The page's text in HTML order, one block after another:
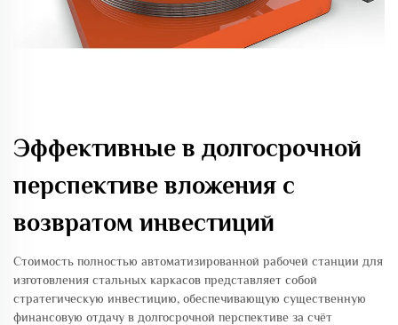
Эффективные в долгосрочной
перспективе вложения с
возвратом инвестиций
Стоимость полностью автоматизированной рабочей станции для
изготовления стальных каркасов представляет собой
стратегическую инвестицию, обеспечивающую существенную
финансовую отдачу в долгосрочной перспективе за счёт